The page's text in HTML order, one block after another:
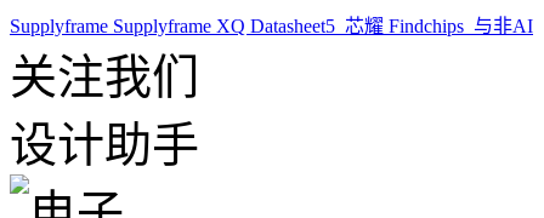
Supplyframe Supplyframe XQ Datasheet5 芯耀 Findchips 与非AI
关注我们
设计助手